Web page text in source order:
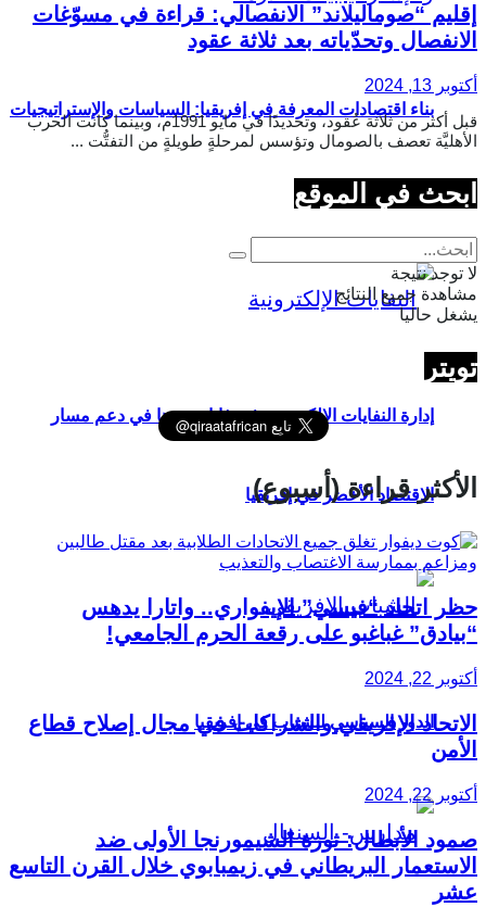
بناء اقتصادات المعرفة في إفريقيا: السياسات والإستراتيجيات
اللازمة
إدارة النفايات الإلكترونية في غانا ودورها في دعم مسار
الاقتصاد الأخضر في إفريقيا
الدور السياسي للشباب في إفريقيا
إقليم “صوماليلاند” الانفصالي: قراءة في مسوّغات
الانفصال وتحدّياته بعد ثلاثة عقود
أكتوبر 13, 2024
قبل أكثر من ثلاثة عُقود، وتحديدًا في مايو 1991م، وبينما كانت الحرب
الأهليَّة تعصف بالصومال وتؤسس لمرحلةٍ طويلةٍ من التفتُّت ...
ابحث في الموقع
لا توجد نتيجة
مشاهدة جميع النتائج
يشغل حاليا
تويتر
الأكثر قراءة (أسبوع)
حظر اتحاد “فيسي” الإيفواري.. واتارا يدهس
“بيادق” غباغبو على رقعة الحرم الجامعي!
أكتوبر 22, 2024
الاتحاد الإفريقي والشراكات في مجال إصلاح قطاع
الأمن
أكتوبر 22, 2024
صمود الأبطال: ثورة الشيمورنجا الأولى ضد
الاستعمار البريطاني في زيمبابوي خلال القرن التاسع
عشر